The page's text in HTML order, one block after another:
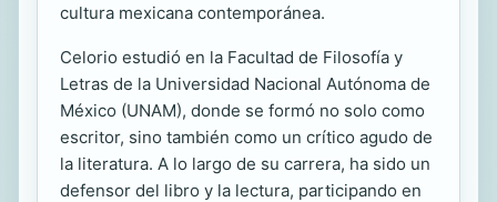
cultura mexicana contemporánea.
Celorio estudió en la Facultad de Filosofía y
Letras de la Universidad Nacional Autónoma de
México (UNAM), donde se formó no solo como
escritor, sino también como un crítico agudo de
la literatura. A lo largo de su carrera, ha sido un
defensor del libro y la lectura, participando en